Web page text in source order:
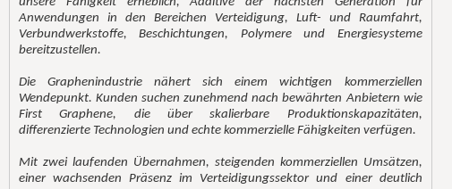
Anwendungen in den Bereichen Verteidigung, Luft- und Raumfahrt,
Verbundwerkstoffe, Beschichtungen, Polymere und Energiesysteme
bereitzustellen.
Die Graphenindustrie nähert sich einem wichtigen kommerziellen
Wendepunkt. Kunden suchen zunehmend nach bewährten Anbietern wie
First Graphene, die über skalierbare Produktionskapazitäten,
differenzierte Technologien und echte kommerzielle Fähigkeiten verfügen.
Mit zwei laufenden Übernahmen, steigenden kommerziellen Umsätzen,
einer wachsenden Präsenz im Verteidigungssektor und einer deutlich